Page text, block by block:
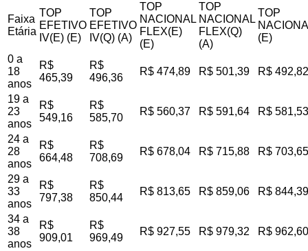
Faixa
Etária
TOP
EFETIVO
IV(E) (E)
TOP
EFETIVO
IV(Q) (A)
TOP
NACIONAL
FLEX(E)
(E)
TOP
NACIONAL
FLEX(Q)
(A)
TOP
(E)
0 a
18
anos
R$
465,39
R$
496,36
R$ 474,89 R$ 501,39 R$ 492,82
19 a
23
anos
R$
549,16
R$
585,70
R$ 560,37 R$ 591,64 R$ 581,53
24 a
28
anos
R$
664,48
R$
708,69
R$ 678,04 R$ 715,88 R$ 703,65
29 a
33
anos
R$
797,38
R$
850,44
R$ 813,65 R$ 859,06 R$ 844,39
34 a
38
anos
R$
909,01
R$
969,49
R$ 927,55 R$ 979,32 R$ 962,60